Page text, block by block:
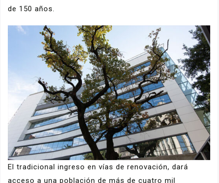
de 150 años.
El tradicional ingreso en vías de renovación, dará
acceso a una población de más de cuatro mil